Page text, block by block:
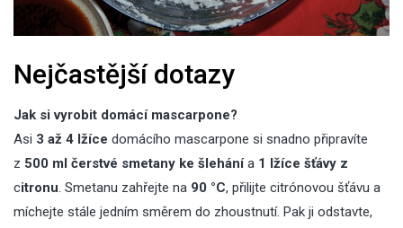
Nejčastější dotazy
Jak si vyrobit domácí mascarpone?
Asi 3 až 4 lžíce domácího mascarpone si snadno připravíte
z 500 ml čerstvé smetany ke šlehánía 1 lžíce šťávy z
citronu. Smetanu zahřejte na 90 °C, přilijte citrónovou šťávu a
míchejte stále jedním směrem do zhoustnutí. Pak ji odstavte,